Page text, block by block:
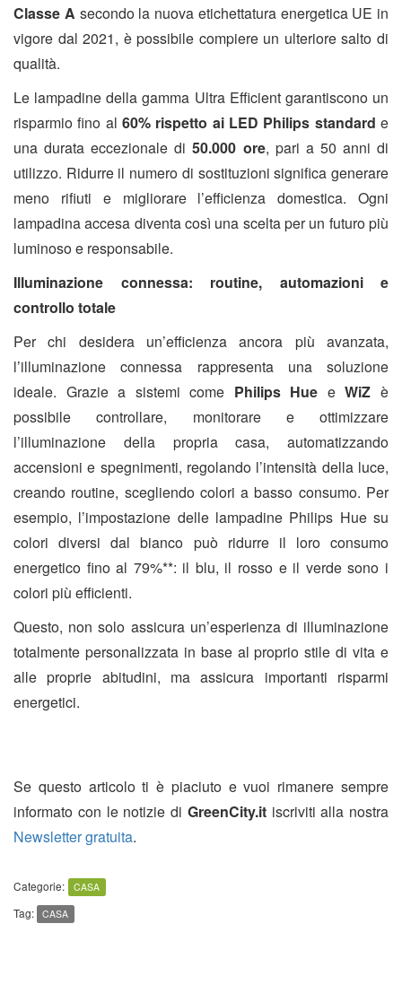
Classe A secondo la nuova etichettatura energetica UE in
vigore dal 2021, è possibile compiere un ulteriore salto di
qualità.
Le lampadine della gamma Ultra Efficient garantiscono un
risparmio fino al 60% rispetto ai LED Philips standard e
una durata eccezionale di 50.000 ore, pari a 50 anni di
utilizzo. Ridurre il numero di sostituzioni significa generare
meno rifiuti e migliorare l’efficienza domestica. Ogni
lampadina accesa diventa così una scelta per un futuro più
luminoso e responsabile.
Illuminazione connessa: routine, automazioni e
controllo totale
Per chi desidera un’efficienza ancora più avanzata,
l’illuminazione connessa rappresenta una soluzione
ideale. Grazie a sistemi come Philips Hue e WiZ è
possibile controllare, monitorare e ottimizzare
l’illuminazione della propria casa, automatizzando
accensioni e spegnimenti, regolando l’intensità della luce,
creando routine, scegliendo colori a basso consumo. Per
esempio, l’impostazione delle lampadine Philips Hue su
colori diversi dal bianco può ridurre il loro consumo
energetico fino al 79%**: il blu, il rosso e il verde sono i
colori più efficienti.
Questo, non solo assicura un’esperienza di illuminazione
totalmente personalizzata in base al proprio stile di vita e
alle proprie abitudini, ma assicura importanti risparmi
energetici.
Se questo articolo ti è piaciuto e vuoi rimanere sempre
informato con le notizie di GreenCity.itiscriviti alla nostra
Newsletter gratuita.
Categorie: CASA
Tag: CASA